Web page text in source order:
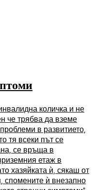
количка и не
че трябва да вземе
в развитието,
тя всеки път се
се връща в
етаж в
хазяйката ѝ, сякаш от
спомените ѝ внезапно